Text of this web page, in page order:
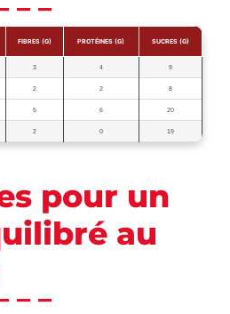
FIBRES (G) PROTÉINES (G) SUCRES (G)
3 4 9
2 2 8
5 6 20
2 0 19
pour un
au